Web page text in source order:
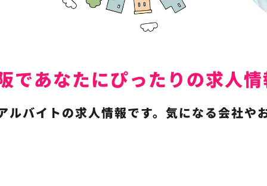
あなたにぴったりの求人情
ルバイトの求人情報です。気になる会社や